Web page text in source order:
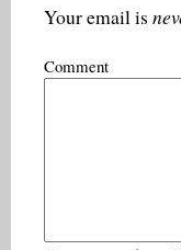
Your email is
Comment